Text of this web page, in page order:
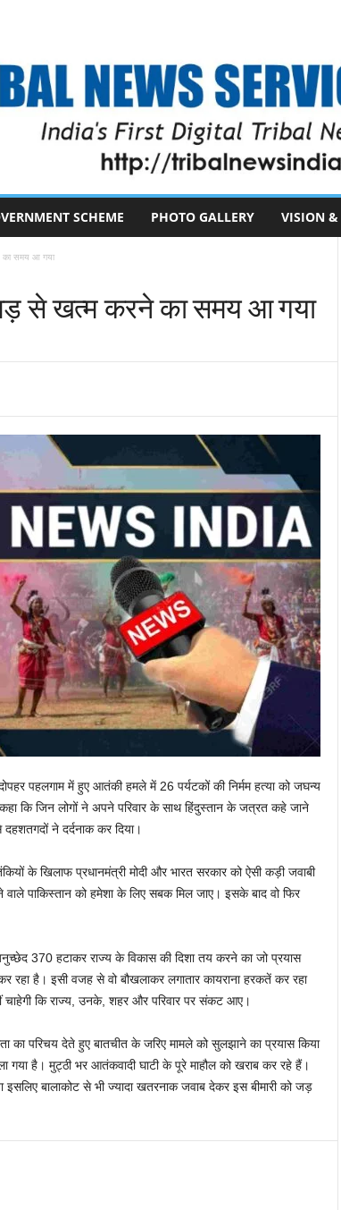
SCHEME PHOTO GALLERY VISION
का समय आ गया
जड़ से खत्म करने का समय आ गया
पहलगाम में हुए आतंकी हमले में 26 पर्यटकों की निर्मम हत्या को जघन्य
कि जिन लोगों ने अपने परिवार के साथ हिंदुस्तान के जत्रत कहे जाने
दहशतगदों ने दर्दनाक कर दिया।
के खिलाफ प्रधानमंत्री मोदी और भारत सरकार को ऐसी कड़ी जवाबी
वाले पाकिस्तान को हमेशा के लिए सबक मिल जाए। इसके बाद वो फिर
370 हटाकर राज्य के विकास की दिशा तय करने का जो प्रयास
है। इसी वजह से वो बौखलाकर लगातार कायराना हरकतें कर रहा
चाहेगी कि राज्य, उनके, शहर और परिवार पर संकट आए।
का परिचय देते हुए बातचीत के जरिए मामले को सुलझाने का प्रयास किया
गया है। मुट्ठी भर आतंकवादी घाटी के पूरे माहौल को खराब कर रहे हैं।
इसलिए बालाकोट से भी ज्यादा खतरनाक जवाब देकर इस बीमारी को जड़